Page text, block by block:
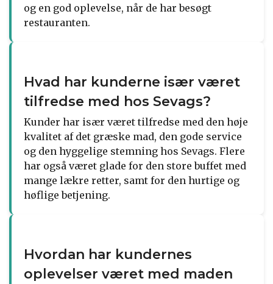
og en god oplevelse, når de har besøgt
restauranten.
Hvad har kunderne især været
tilfredse med hos Sevags?
Kunder har især været tilfredse med den høje
kvalitet af det græske mad, den gode service
og den hyggelige stemning hos Sevags. Flere
har også været glade for den store buffet med
mange lækre retter, samt for den hurtige og
høflige betjening.
Hvordan har kundernes
oplevelser været med maden